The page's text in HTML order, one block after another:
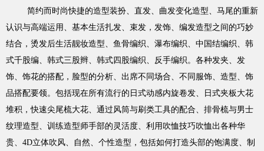
简约而时尚快捷的造型装扮、直发、曲发变化造型、马尾的重新
认识与高端运用、基本生活扎发、束发，发饰、编发造型之间的巧妙
结合，烫发后生活靓妆造型、鱼骨编织、瀑布编织、中国结编织、韩
式千股编、韩式三股辫、韩式四股编织、反手编织。各种发夹、发
饰、饰花的搭配，脸型的分析、出席不同场合、不同服饰、造型、饰
品搭配要领。包括现在所有流行的日式动感内旋卷发、日式夹板大花
堆积，快速尖尾梳大花、通过风筒与刷类工具的配合、排骨梳与男士
纹理造型、训练造型师手部的灵活度、利用吹恤技巧吹恤出各种华
贵、4D立体吹风、自然、个性造型，包括如何打造头部的饱满度、制